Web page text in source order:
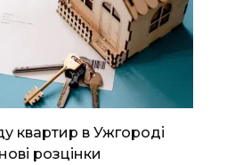
квартир в Ужгороді
розцінки